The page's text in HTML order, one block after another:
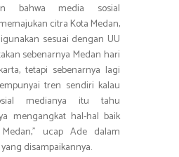
bahwa media sosial
citra Kota Medan,
sesuai dengan UU
sebenarnya Medan hari
tetapi sebenarnya lagi
tren sendiri kalau
medianya itu tahu
mengangkat hal-hal baik
ucap Ade dalam
disampaikannya.